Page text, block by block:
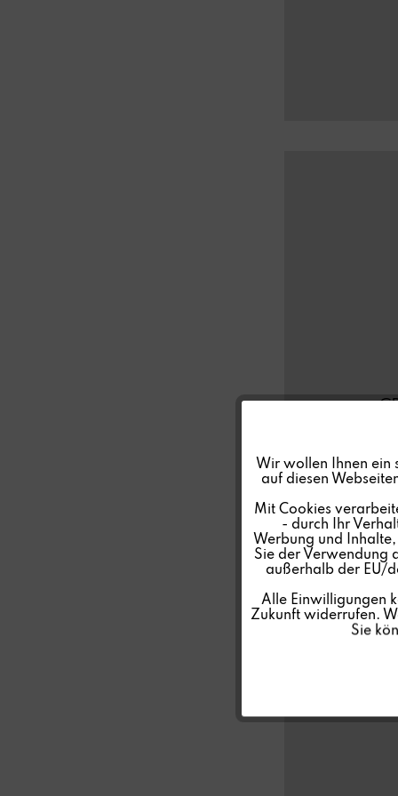
Tracking
Personalisierung
Wir wollen Ihnen ein
auf diesen
Mit Cookies
- durch Ihr
Werbung und
Sie der Verwendung
außerhalb der EU/
Alle Einwilligungen
Zukunft widerrufen.
Sie